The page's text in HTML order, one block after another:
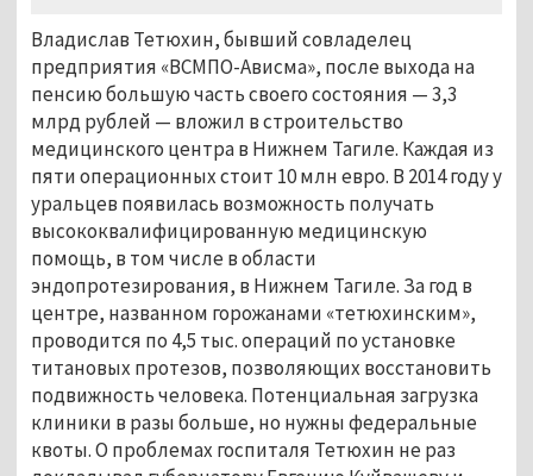
Владислав Тетюхин, бывший совладелец
предприятия «ВСМПО-Ависма», после выхода на
пенсию большую часть своего состояния — 3,3
млрд рублей — вложил в строительство
медицинского центра в Нижнем Тагиле. Каждая из
пяти операционных стоит 10 млн евро. В 2014 году у
уральцев появилась возможность получать
высококвалифицированную медицинскую
помощь, в том числе в области
эндопротезирования, в Нижнем Тагиле. За год в
центре, названном горожанами «тетюхинским»,
проводится по 4,5 тыс. операций по установке
титановых протезов, позволяющих восстановить
подвижность человека. Потенциальная загрузка
клиники в разы больше, но нужны федеральные
квоты. О проблемах госпиталя Тетюхин не раз